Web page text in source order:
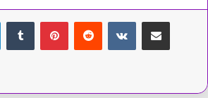
LinkedInTumblr PinterestReddit VKontakteShare via Email